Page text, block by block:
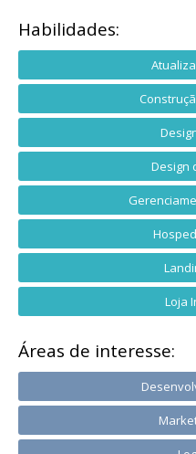
Habilidades:
Design
Loja
Áreas de interesse: